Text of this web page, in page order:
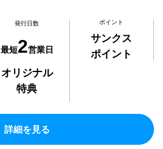
発行日数
最短2営業日
ポイント
サンクス
ポイント
オリジナル
特典
詳細を見る